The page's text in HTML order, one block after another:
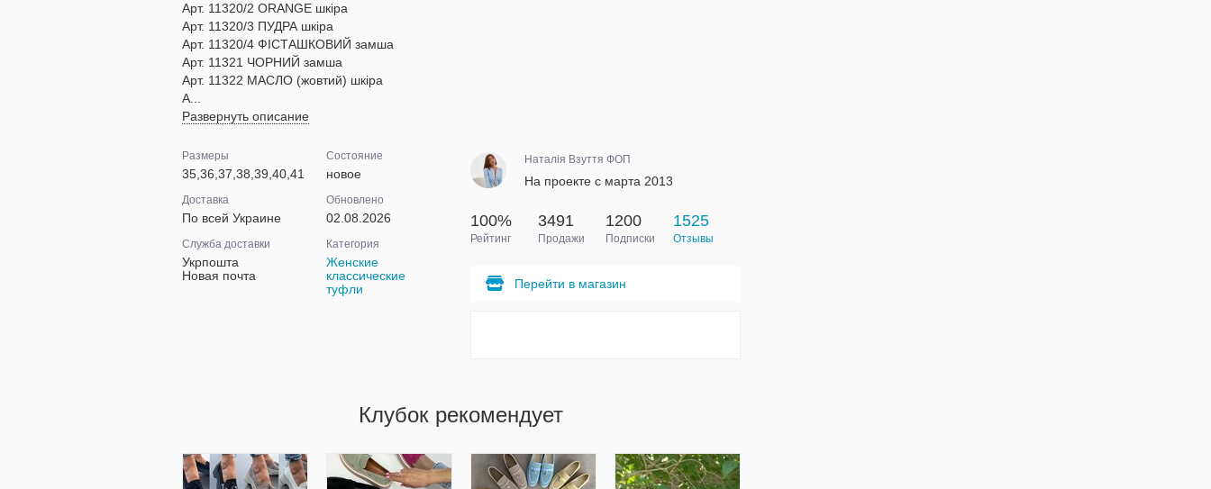
Арт. 11320/2 ORANGE шкіра
Арт. 11320/3 ПУДРА шкіра
Арт. 11320/4 ФІСТАШКОВИЙ замша
Арт. 11321 ЧОРНИЙ замша
Арт. 11322 МАСЛО (жовтий) шкіра
А...
Развернуть описание
Размеры
35,36,37,38,39,40,41
Доставка
По всей Украине
Служба доставки
Укрпошта
Новая почта
Состояние
новое
Обновлено
02.08.2026
Категория
Женские
классические
туфли
Наталія Взуття ФОП
На проекте с марта 2013
100%
Рейтинг
3491
Продажи
1200
Подписки
1525
Отзывы
Перейти в магазин
Клубок рекомендует